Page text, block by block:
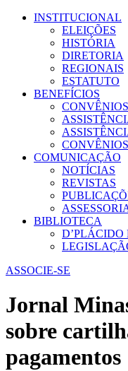
INSTITUCIONAL
ELEIÇÕES
HISTÓRIA
DIRETORIA
REGIONAIS
ESTATUTO
BENEFÍCIOS
CONVÊNIOS
COMUNICAÇÃO
NOTÍCIAS
REVISTAS
BIBLIOTECA
D’PLÁCIDO
ASSOCIE-SE
Jornal
sobre
pagamentos